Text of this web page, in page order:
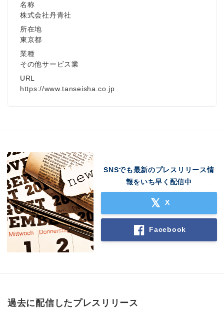
名称
株式会社丹青社
所在地
東京都
業種
その他サービス業
URL
https://www.tanseisha.co.jp
SNSでも最新のプレスリリース情
報をいち早く配信中
X
Facebook
過去に配信したプレスリリース